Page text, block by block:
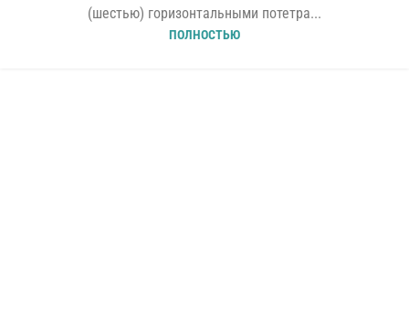
(шестью) горизонтальными потетра...
ПОЛНОСТЬЮ